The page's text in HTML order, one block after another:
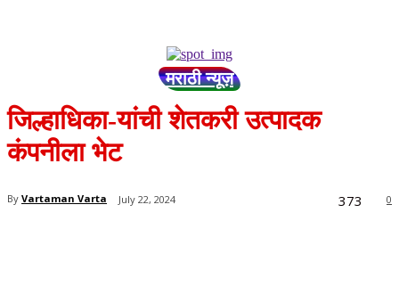
मराठी न्यूज़
जिल्हाधिका-यांची शेतकरी उत्पादक
कंपनीला भेट
By Vartaman Varta July 22, 2024 0
373